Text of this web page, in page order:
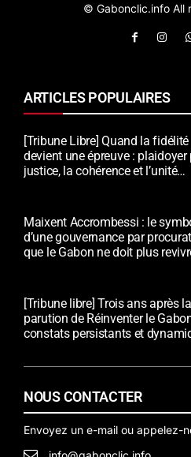
© Gabonclic.info All
ARTICLES POPULAIRES
[Tribune Libre] Quand la fidélité
devient une épreuve : plaidoyer
justice, la cohérence et l’unité
Maixent Accrombessi : le
d’une gouvernance par
que le Gabon ne doit plus
[Tribune libre] Trois ans après la
parution de Réinventer le
constats persistants et
NOUS CONTACTER
Envoyez un e-mail ou appelez-